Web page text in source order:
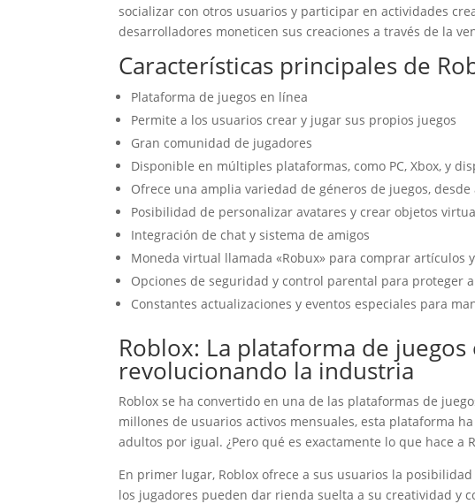
socializar con otros usuarios y participar en actividades
desarrolladores moneticen sus creaciones a través de la
Características principales de
Plataforma de juegos en línea
Permite a los usuarios crear y jugar sus propios juegos
Gran comunidad de jugadores
Disponible en múltiples plataformas, como PC, Xbox, y
Ofrece una amplia variedad de géneros de juegos,
Posibilidad de personalizar avatares y crear objetos
Integración de chat y sistema de amigos
Moneda virtual llamada «Robux» para comprar artículos
Opciones de seguridad y control parental para proteger
Constantes actualizaciones y eventos especiales para
Roblox: La plataforma de
revolucionando la industria
Roblox se ha convertido en una de las plataformas de
millones de usuarios activos mensuales, esta plataforma
adultos por igual. ¿Pero qué es exactamente lo que hace a
En primer lugar, Roblox ofrece a sus usuarios la
los jugadores pueden dar rienda suelta a su creatividad y